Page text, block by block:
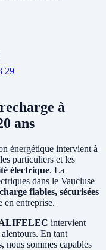
29
à
ans
énergétique intervient à
particuliers et les
électrique. La
dans le Vaucluse
fiables, sécurisées
en entreprise.
intervient
En tant
, nous sommes capables